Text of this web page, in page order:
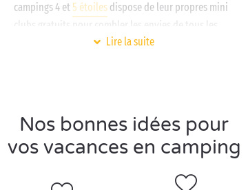
campings 4 et 5 étoiles dispose de leur propres mini
clubs gratuits pour combler les envies de tous les
enfants de 5 à 17 ans !
jeux d’eau dans le parc aquatique pour les
nageurs en herbe,
olympiades sportives pour cultiver l’esprit
ateliers créatifs pour les graines d’artistes,
Lire la suite
Nos bonnes idées pour
vos vacances en camping